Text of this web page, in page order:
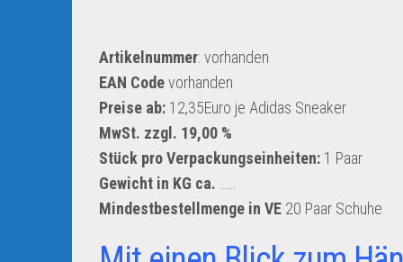
Artikelnummer: vorhanden
EAN Codevorhanden
Preise ab: 12,35Euro je Adidas Sneaker
MwSt. zzgl. 19,00 %
Stück pro Verpackungseinheiten: 1 Paar
Gewicht in KG ca. ……
Mindestbestellmenge in VE 20 Paar Schuhe